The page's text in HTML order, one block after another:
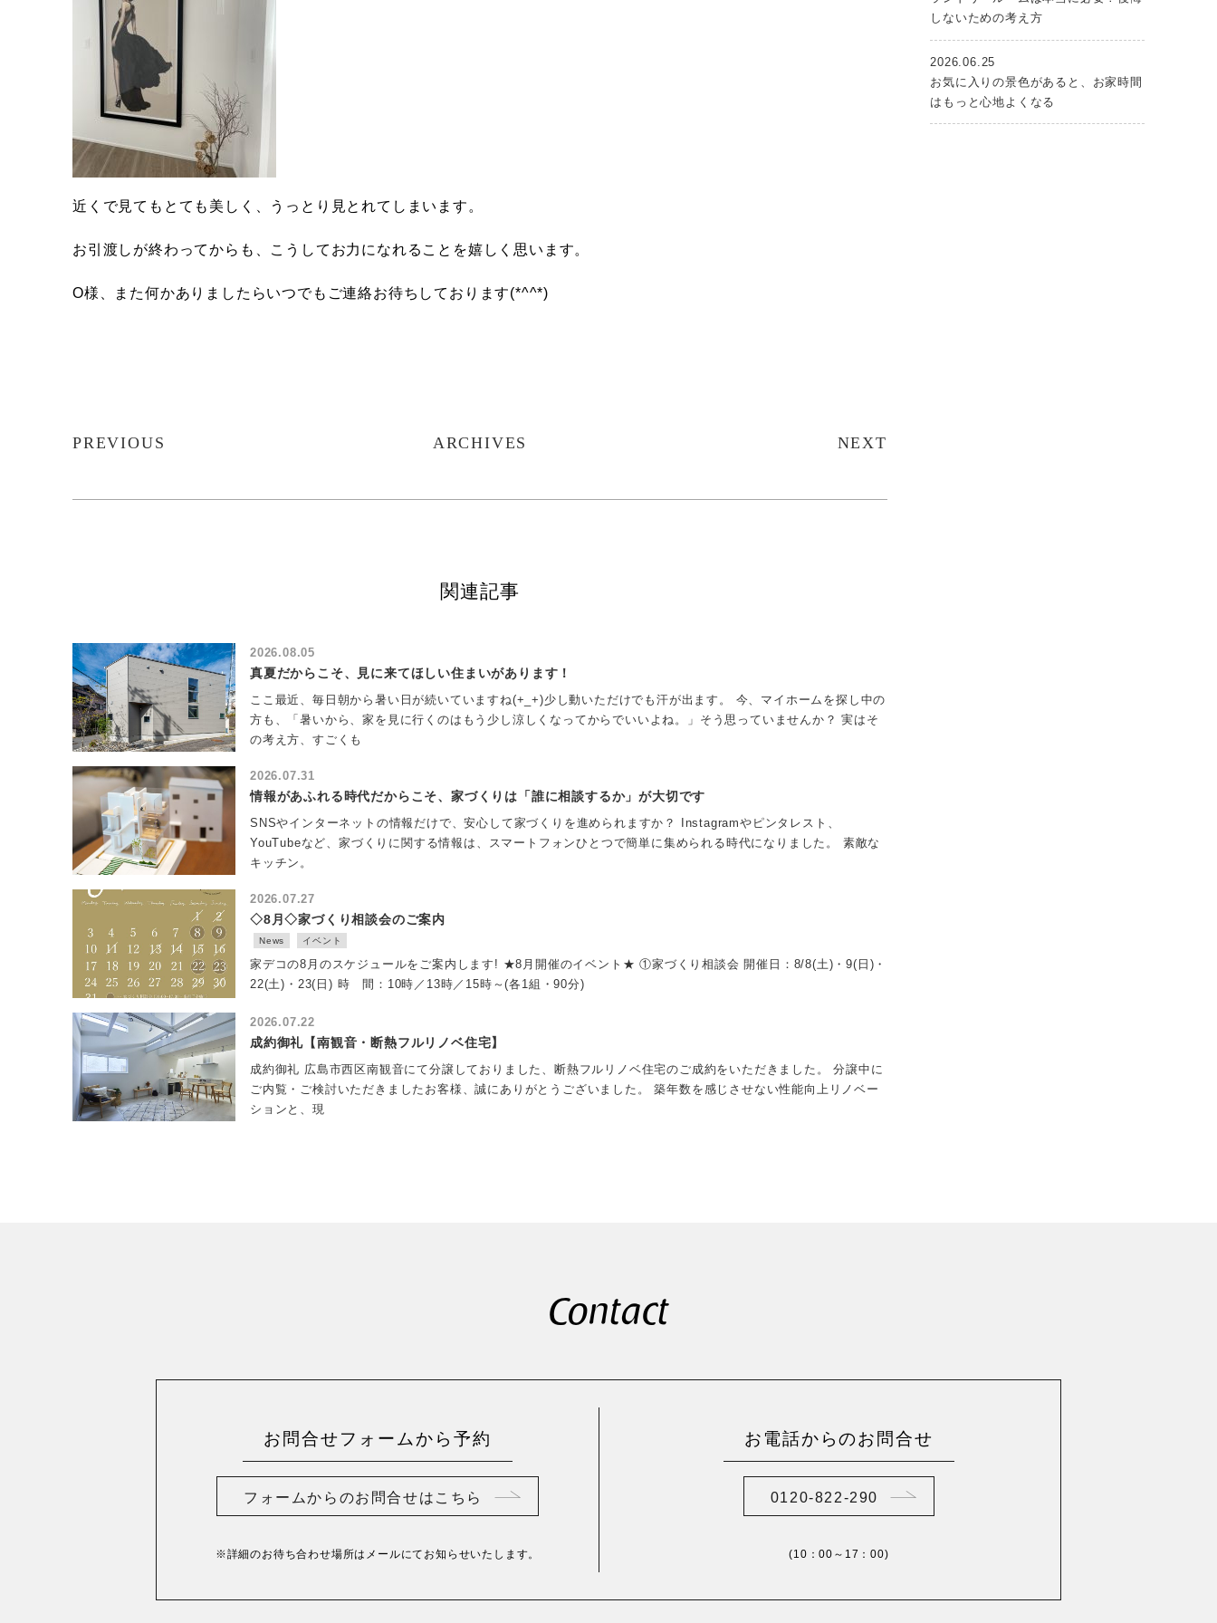
近くで見てもとても美しく、うっとり見とれてしまいます。
お引渡しが終わってからも、こうしてお力になれることを嬉しく思います。
O様、また何かありましたらいつでもご連絡お待ちしております(*^^*)
PREVIOUS ARCHIVES NEXT
関連記事
2026.08.05
真夏だからこそ、見に来てほしい住まいがあります！
ここ最近、毎日朝から暑い日が続いていますね(+_+)少し動いただけでも汗が出ます。 今、マイホームを探し中の
方も、「暑いから、家を見に行くのはもう少し涼しくなってからでいいよね。」そう思っていませんか？ 実はそ
の考え方、すごくも
2026.07.31
情報があふれる時代だからこそ、家づくりは「誰に相談するか」が大切です
SNSやインターネットの情報だけで、安心して家づくりを進められますか？ Instagramやピンタレスト、
YouTubeなど、家づくりに関する情報は、スマートフォンひとつで簡単に集められる時代になりました。 素敵な
キッチン。
2026.07.27
◇8月◇家づくり相談会のご案内
News イベント
家デコの8月のスケジュールをご案内します! ★8月開催のイベント★ ①家づくり相談会 開催日：8/8(土)・9(日)・
22(土)・23(日) 時 間：10時／13時／15時～(各1組・90分)
2026.07.22
成約御礼【南観音・断熱フルリノベ住宅】
成約御礼 広島市西区南観音にて分譲しておりました、断熱フルリノベ住宅のご成約をいただきました。 分譲中に
ご内覧・ご検討いただきましたお客様、誠にありがとうございました。 築年数を感じさせない性能向上リノベー
ションと、現
しないための考え方
2026.06.25
お気に入りの景色があると、お家時間
はもっと心地よくなる
Contact
お問合せフォームから予約
フォームからのお問合せはこちら
※詳細のお待ち合わせ場所は メールにてお知らせいたします。
お電話からのお問合せ
0120-822-290
(10：00～17：00)